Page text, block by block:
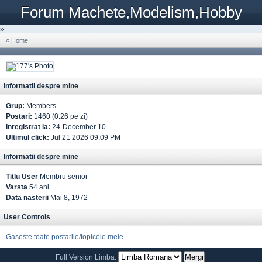
Forum Machete,Modelism,Hobby
»
« Home
Informatii despre mine
Grup: Members
Postari: 1460 (0.26 pe zi)
Inregistrat la: 24-December 10
Ultimul click: Jul 21 2026 09:09 PM
Informatii despre mine
Titlu User Membru senior
Varsta 54 ani
Data nasterii Mai 8, 1972
User Controls
Gaseste toate postarile/topicele mele
Full Version Limba: